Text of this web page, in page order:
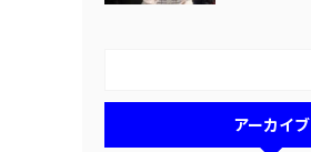
アーカイブ